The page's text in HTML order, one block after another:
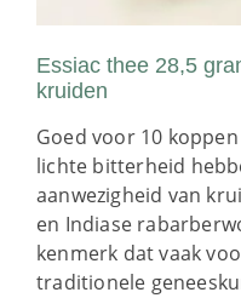
Essiac thee 28,5
kruiden
Goed voor 10
lichte bitterheid
aanwezigheid van
en Indiase
kenmerk dat vaak
traditionele